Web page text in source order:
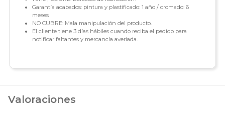
Garantía acabados: pintura y plastificado: 1 año / cromado: 6
meses
NO CUBRE: Mala manipulación del producto.
El cliente tiene 3 días hábiles cuando reciba el pedido para
notificar faltantes y mercancía averiada.
Valoraciones